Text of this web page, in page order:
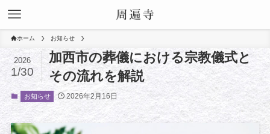
ホーム お知らせ
加西市の葬儀における宗教儀式と
その流れを解説
2026
1/30
お知らせ 2026年2月16日